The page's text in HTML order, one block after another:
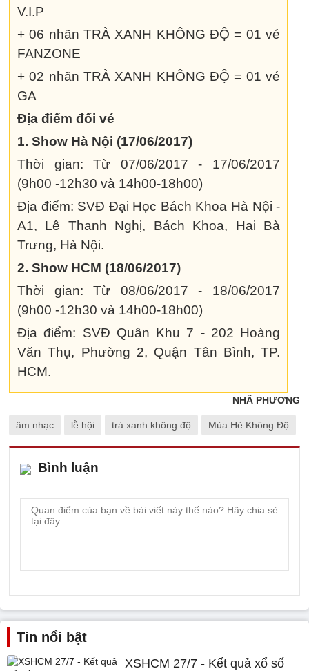
V.I.P
+ 06 nhãn TRÀ XANH KHÔNG ĐỘ = 01 vé
FANZONE
+ 02 nhãn TRÀ XANH KHÔNG ĐỘ = 01 vé
GA
Địa điểm đổi vé
1. Show Hà Nội (17/06/2017)
Thời gian: Từ 07/06/2017 - 17/06/2017
(9h00 -12h30 và 14h00-18h00)
Địa điểm: SVĐ Đại Học Bách Khoa Hà Nội -
A1, Lê Thanh Nghị, Bách Khoa, Hai Bà
Trưng, Hà Nội.
2. Show HCM (18/06/2017)
Thời gian: Từ 08/06/2017 - 18/06/2017
(9h00 -12h30 và 14h00-18h00)
Địa điểm: SVĐ Quân Khu 7 - 202 Hoàng
Văn Thụ, Phường 2, Quận Tân Bình, TP.
HCM.
NHÃ PHƯƠNG
âm nhạc lễ hội trà xanh không độ Mùa Hè Không Độ
Bình luận
Tin nổi bật
XSHCM 27/7 - Kết quả xổ số